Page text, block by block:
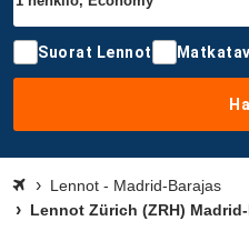
Suorat Lennot
Lennot - Madrid-Barajas
Lennot Zürich (ZRH)